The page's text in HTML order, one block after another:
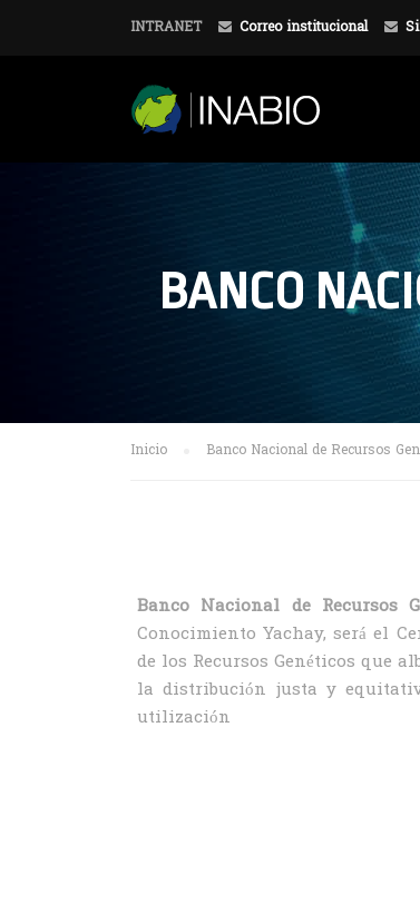
INTRANET Correo institucional
BANCO
Inicio Banco Nacional de Recursos
Banco Nacional de Recursos
Conocimiento Yachay, será el
de los Recursos Genéticos que
la distribución justa y
utilización